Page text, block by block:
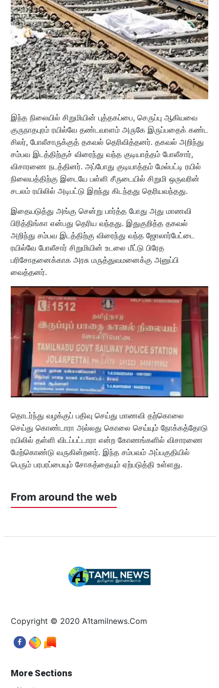
இந்த நிலையில் சிறுமியின் புத்தகப்பை, செருப்பு ஆகியவை
குருநாதபுரம் ரயில்வே தண்டவாளம் அருகே இருப்பதைக் கண்ட
சிலர், போலீசாருக்குத் தகவல் தெரிவித்தனர். தகவல் அறிந்து
சம்பவ இடத்திற்குச் விரைந்து வந்த குடியாத்தம் போலீசார்,
விசாரணை நடத்தினர். அப்போது குடியாத்தம் மேல்பட்டி ரயில்
நிலையத்திற்கு இடையே பள்ளி சீருடையில் சிறுமி ஒருவரின்
சடலம் ரயிலில் அடிபட்டு இறந்து கிடந்தது தெரியவந்தது.
இதையடுத்து அங்கு சென்று பார்த்த போது அது மாணவி
பிரித்திங்கா என்பது தெரிய வந்தது. இதுகுறித்த தகவல்
அறிந்து சம்பவ இடத்திற்கு விரைந்து வந்த ஜோலார்பேட்டை
ரயில்வே போலீசார் சிறுமியின் உடலை மீட்டு பிரேத
பரிசோதனைக்காக அரசு மருத்துவமனைக்கு அனுப்பி
வைத்தனர்.
தொடர்ந்து வழக்குப் பதிவு செய்து மாணவி தற்கொலை
செய்து கொண்டாரா அல்லது கொலை செய்யும் நோக்கத்தோடு
ரயிலில் தள்ளி விடப்பட்டாரா என்ற கோணங்களில் விசாரணை
மேற்கொண்டு வருகின்றனர். இந்த சம்பவம் அப்பகுதியில்
பெரும் பரபரப்பையும் சோகத்தையும் ஏற்படுத்தி உள்ளது.
From around the web
Copyright © 2020 A1tamilnews.Com
More Sections